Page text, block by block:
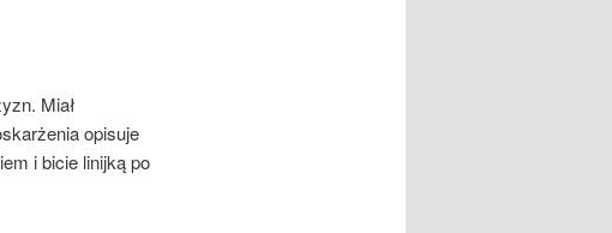
Miał
opisuje
i bicie linijką po